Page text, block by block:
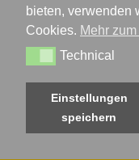
IMPRESSUM
bieten, verwenden
Cookies. Mehr
TechnicalTechnical
Einstellungen
speichern